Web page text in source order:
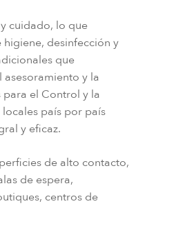
cuidado, lo que
higiene, desinfección y
que
y la
el Control y la
país por país
y eficaz.
de alto contacto,
de espera,
centros de